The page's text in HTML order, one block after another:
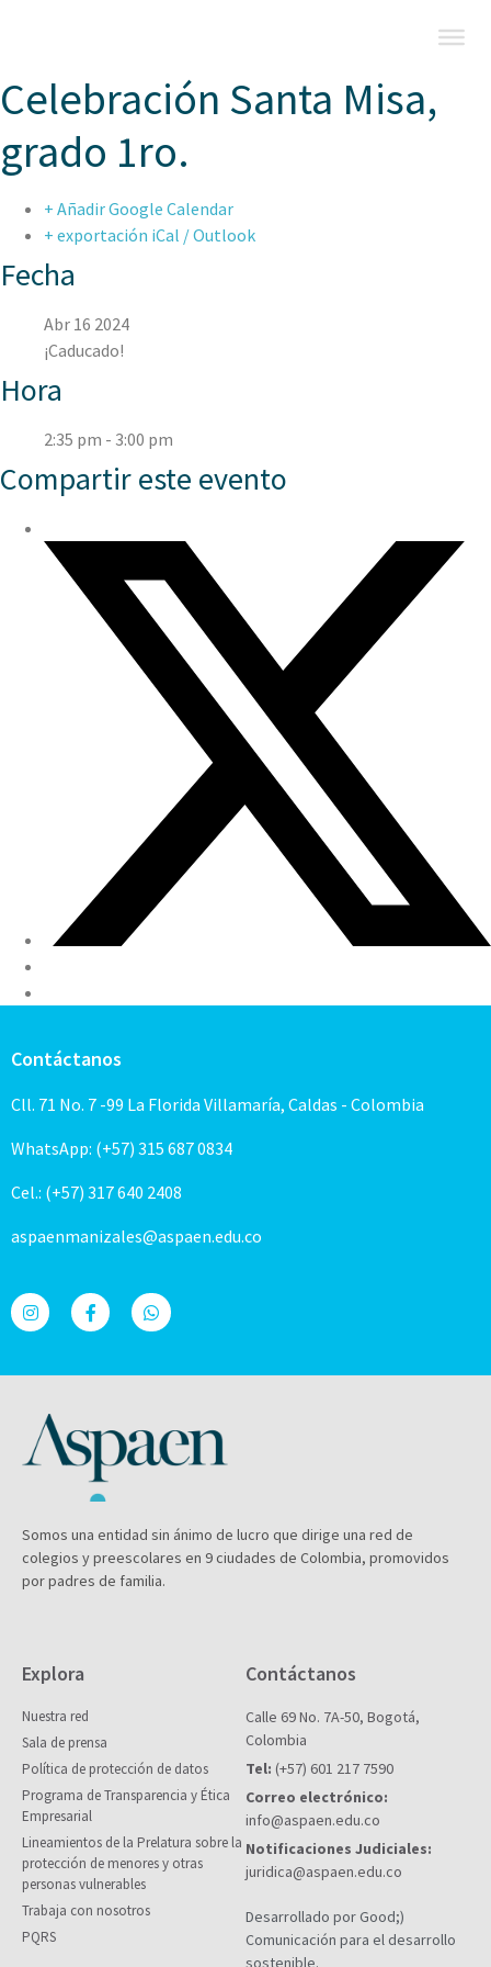
Celebración Santa Misa,
grado 1ro.
+ Añadir Google Calendar
+ exportación iCal / Outlook
Fecha
Abr 16 2024
¡Caducado!
Hora
2:35 pm - 3:00 pm
Compartir este evento
Contáctanos
Cll. 71 No. 7 -99 La Florida Villamaría, Caldas - Colombia
WhatsApp: (+57) 315 687 0834
Cel.: (+57) 317 640 2408
aspaenmanizales@aspaen.edu.co
Somos una entidad sin ánimo de lucro que dirige una red de
colegios y preescolares en 9 ciudades de Colombia, promovidos
por padres de familia.
Explora
Nuestra red
Sala de prensa
Política de protección de datos
Programa de Transparencia y Ética
Empresarial
Lineamientos de la Prelatura sobre la
protección de menores y otras
personas vulnerables
Trabaja con nosotros
PQRS
Contáctanos
Calle 69 No. 7A-50, Bogotá,
Colombia
Tel: (+57) 601 217 7590
Correo electrónico:
info@aspaen.edu.co
Notificaciones Judiciales:
juridica@aspaen.edu.co
Desarrollado por Good;)
Comunicación para el desarrollo
sostenible.